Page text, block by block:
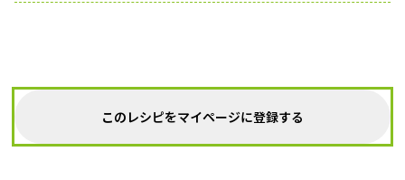
このレシピをマイページに登録する